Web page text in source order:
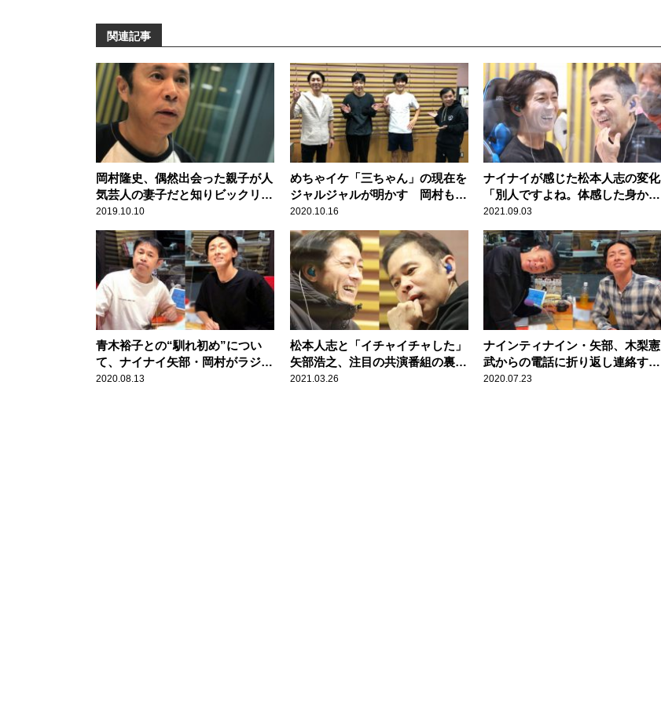
関連記事
岡村隆史、偶然出会った親子が人
気芸人の妻子だと知りビックリ！
「愛想よくしといて良かった」
2019.10.10
めちゃイケ「三ちゃん」の現在を
ジャルジャルが明かす 岡村も今
後に期待
2020.10.16
ナイナイが感じた松本人志の変化
「別人ですよね。体感した身から
すると」
2021.09.03
青木裕子との“馴れ初め”につい
て、ナイナイ矢部・岡村がラジオ
で大激論！
2020.08.13
松本人志と「イチャイチャした」
矢部浩之、注目の共演番組の裏側
を語る
2021.03.26
ナインティナイン・矢部、木梨憲
武からの電話に折り返し連絡する
も「かけてないよ」と言われ戸惑
2020.07.23